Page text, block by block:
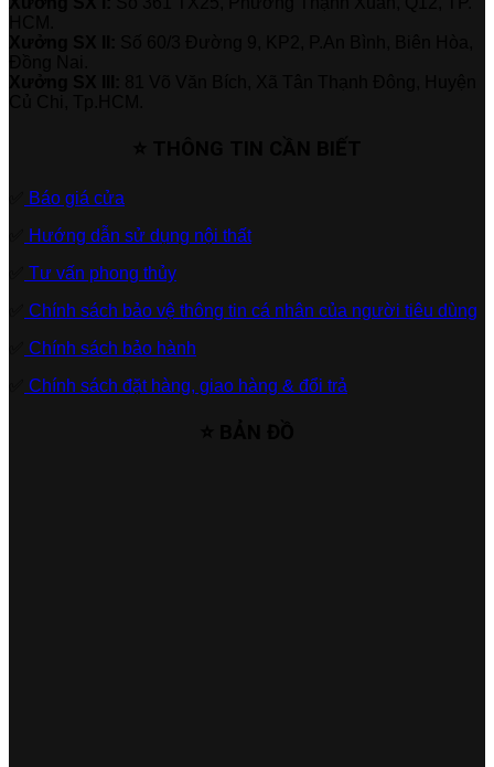
Báo giá cửa
Hướng dẫn sử dụng nội thất
Tư vấn phong thủy
Chính sách bảo vệ thông tin cá nhân của người tiêu dùng
Chính sách bảo hành
Chính sách đặt hàng, giao hàng & đổi trả